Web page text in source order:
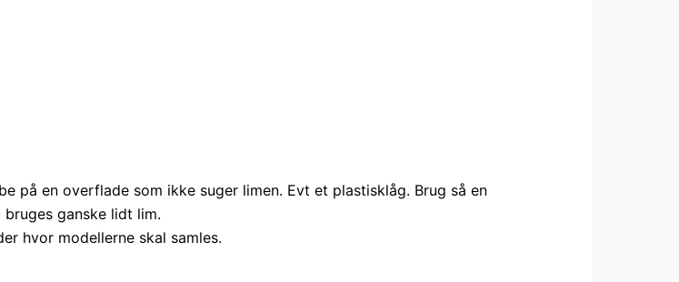
på en overflade som ikke suger limen. Evt et plastisklåg. Brug så en
ganske lidt lim.
hvor modellerne skal samles.